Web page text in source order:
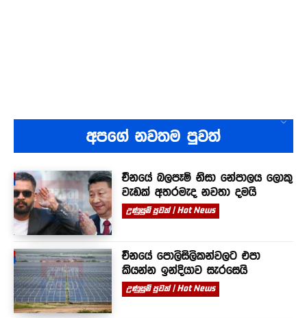
අපගේ නවතම පුවත්
චීනයේ බලපෑම් නිසා නේපාලය ලොකු
වැඩක් අතරමැද නවතා දමයි
උණුසුම් පුවත් | Hot News
චීනයේ පොලිසිලිකන්වලට එපා
කියන්න ඉන්දියාව සැරසෙයි
උණුසුම් පුවත් | Hot News